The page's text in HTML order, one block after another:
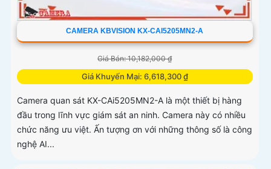
CAMERA KBVISION KX-CAI5205MN2-A
Giá Bán: 10,182,000 ₫
Giá Khuyến Mại: 6,618,300 ₫
Camera quan sát KX-CAi5205MN2-A là một thiết bị hàng
đầu trong lĩnh vực giám sát an ninh. Camera này có nhiều
chức năng ưu việt. Ấn tượng ơn với những thông số là công
nghệ AI...